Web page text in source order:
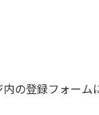
の登録フォーム